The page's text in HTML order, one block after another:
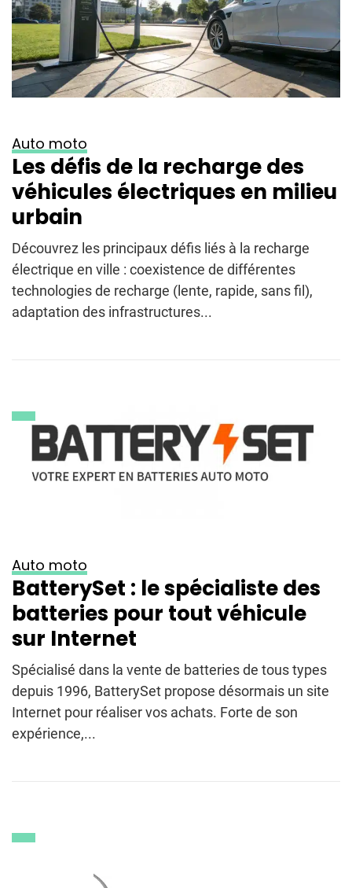
Auto moto
Les défis de la recharge des
véhicules électriques en milieu
urbain
Découvrez les principaux défis liés à la recharge
électrique en ville : coexistence de différentes
technologies de recharge (lente, rapide, sans fil),
adaptation des infrastructures...
Auto moto
BatterySet : le spécialiste des
batteries pour tout véhicule
sur Internet
Spécialisé dans la vente de batteries de tous types
depuis 1996, BatterySet propose désormais un site
Internet pour réaliser vos achats. Forte de son
expérience,...